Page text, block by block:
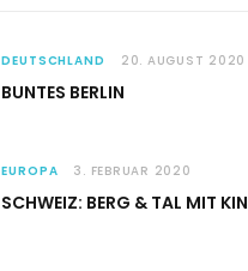
DEUTSCHLAND 20. AUGUST 2020
BUNTES BERLIN
EUROPA 3. FEBRUAR 2020
SCHWEIZ: BERG & TAL MIT